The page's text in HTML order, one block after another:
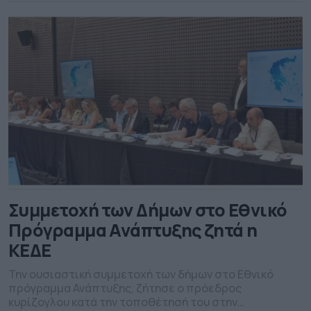
ΚΕΔΕ και την ΕΕΤΑΑ, το συνολικό λειτουργικό κόστος
των Δήμων για το 2025 ανέρχεται σε […]
Συμμετοχή των Δήμων στο Εθνικό
Πρόγραμμα Ανάπτυξης ζητά η
ΚΕΔΕ